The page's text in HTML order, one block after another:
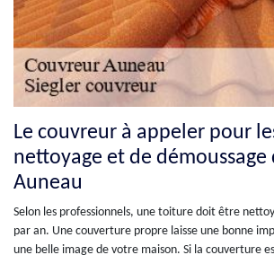
Le couvreur à appeler pour
nettoyage et de
Auneau
Selon les professionnels, une toiture doit être
par an. Une couverture propre laisse une bonne
une belle image de votre maison. Si la couverture